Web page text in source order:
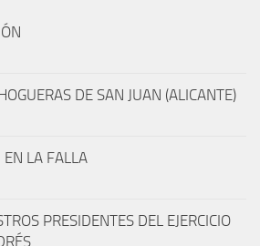
DE SAN JUAN (ALICANTE)
EN LA FALLA
PRESIDENTES DEL EJERCICIO